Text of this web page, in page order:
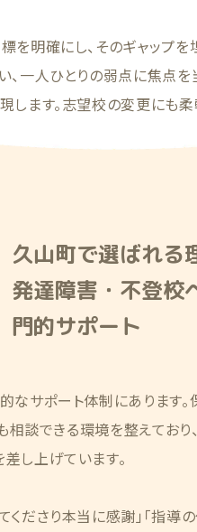
を明確にし、そのギャップを
、一人ひとりの弱点に焦点
します。志望校の変更にも
久山町で選ばれる
発達障害・不登校
門的サポート
なサポート体制にあります
相談できる環境を整えており
し上げています。
ださり本当に感謝」「指導